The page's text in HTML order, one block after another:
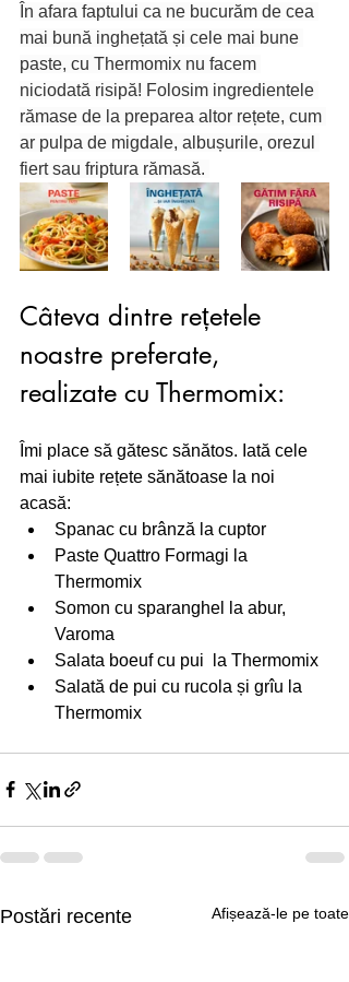
În afara faptului ca ne bucurăm de cea
mai bună inghețată și cele mai bune
paste, cu Thermomix nu facem
niciodată risipă! Folosim ingredientele
rămase de la preparea altor rețete, cum
ar pulpa de migdale, albușurile, orezul
fiert sau friptura rămasă.
Câteva dintre rețetele
noastre preferate,
realizate cu Thermomix:
Îmi place să gătesc sănătos. Iată cele
mai iubite rețete sănătoase la noi
acasă:
Spanac cu brânză la cuptor
Paste Quattro Formagi la
Thermomix
Somon cu sparanghel la abur,
Varoma
Salata boeuf cu pui  la Thermomix
Salată de pui cu rucola și grîu la
Thermomix
Postări recente Afișează-le pe toate